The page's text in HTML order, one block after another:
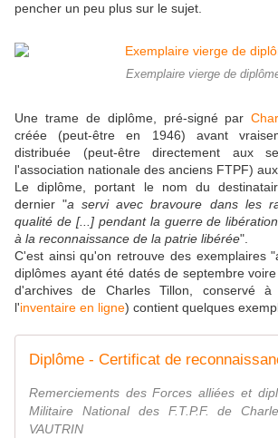
pencher un peu plus sur le sujet.
Exemplaire vierge de
Une trame de diplôme, pré-signé par
créée (peut-être en 1946) avant
distribuée (peut-être directement aux
l'association nationale des anciens FTPF)
Le diplôme, portant le nom du
dernier "a servi avec bravoure dans les
qualité de [...] pendant la guerre de
à la reconnaissance de la patrie libérée".
C'est ainsi qu'on retrouve des exemplaires
diplômes ayant été datés de septembre
d'archives de Charles Tillon, conservé
l'inventaire en ligne) contient quelques
Remerciements des Forces alliées et
Militaire National des F.T.P.F. de
VAUTRIN